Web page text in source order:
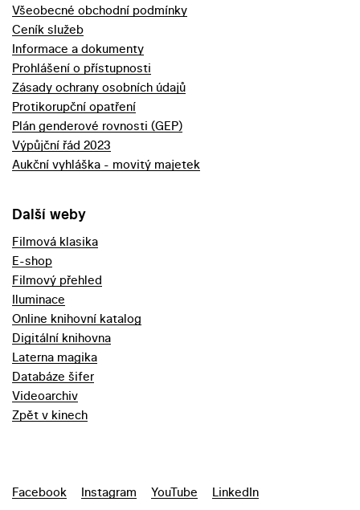
Všeobecné obchodní podmínky
Ceník služeb
Informace a dokumenty
Prohlášení o přístupnosti
Zásady ochrany osobních údajů
Protikorupční opatření
Plán genderové rovnosti (GEP)
Výpůjční řád 2023
Aukční vyhláška - movitý majetek
Další weby
Filmová klasika
E-shop
Filmový přehled
Iluminace
Online knihovní katalog
Digitální knihovna
Laterna magika
Databáze šifer
Videoarchiv
Zpět v kinech
Facebook Instagram YouTube LinkedIn